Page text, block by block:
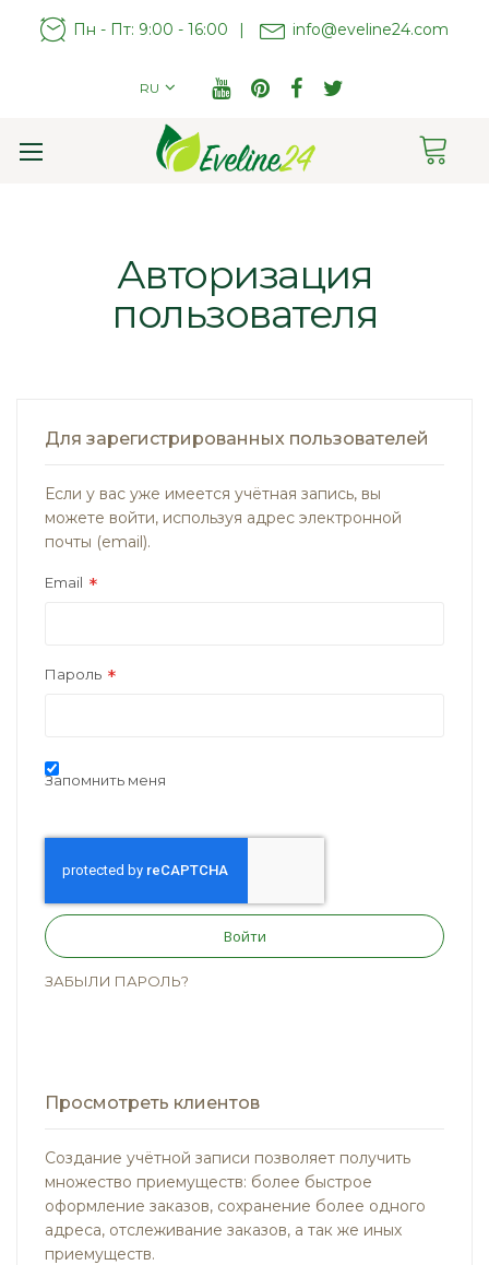
Пн - Пт: 9:00 - 16:00 | info@eveline24.com
RU
Авторизация
пользователя
Для зарегистрированных пользователей
Если у вас уже имеется учётная запись, вы
можете войти, используя адрес электронной
почты (email).
Email
Пароль
Запомнить меня
Войти
ЗАБЫЛИ ПАРОЛЬ?
Просмотреть клиентов
Создание учётной записи позволяет получить
множество приемуществ: более быстрое
оформление заказов, сохранение более одного
адреса, отслеживание заказов, а так же иных
приемуществ.